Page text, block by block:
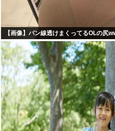
【画像】パン線透けまくってるOLの尻